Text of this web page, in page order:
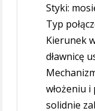
Styki:
Typ
Kierunek
dławnicę
włożeniu
solidnie